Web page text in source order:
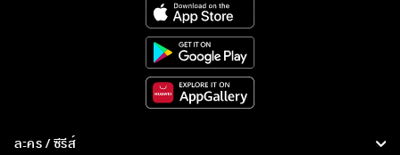
ละคร / ซีรีส์